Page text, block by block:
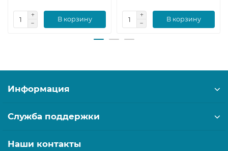
В корзину В корзину
Информация
Служба поддержки
Наши контакты